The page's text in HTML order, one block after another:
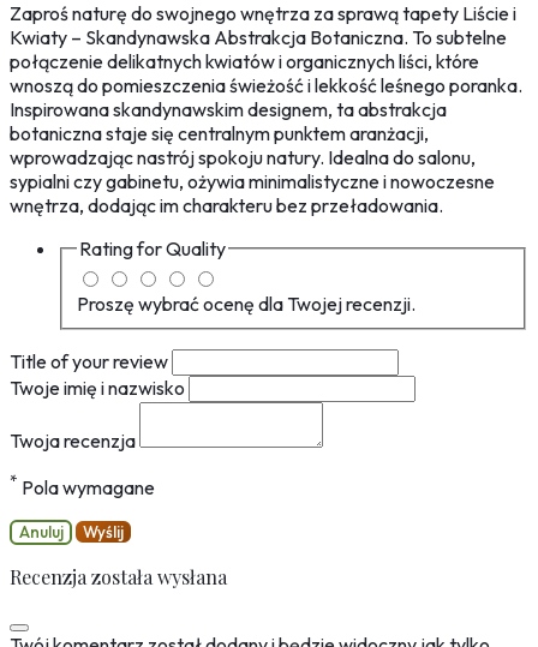
Zaproś naturę do swojnego wnętrza za sprawą tapety Liście i
Kwiaty – Skandynawska Abstrakcja Botaniczna. To subtelne
połączenie delikatnych kwiatów i organicznych liści, które
wnoszą do pomieszczenia świeżość i lekkość leśnego poranka.
Inspirowana skandynawskim designem, ta abstrakcja
botaniczna staje się centralnym punktem aranżacji,
wprowadzając nastrój spokoju natury. Idealna do salonu,
sypialni czy gabinetu, ożywia minimalistyczne i nowoczesne
wnętrza, dodając im charakteru bez przeładowania.
Rating forQuality
Proszę wybrać ocenę dla Twojej recenzji.
Title of your review
Twoje imię i nazwisko
Twoja recenzja
* Pola wymagane
Anuluj Wyślij
Recenzja została wysłana